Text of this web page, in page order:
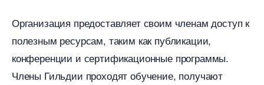
Организация предоставляет своим членам доступ к
полезным ресурсам, таким как публикации,
конференции и сертификационные программы.
Члены Гильдии проходят обучение, получают